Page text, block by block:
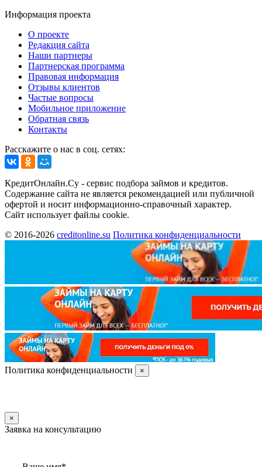
Информация проекта
О проекте
Редакция сайта
Наши партнеры
Партнерская программа
Правовая информация
Отзывы клиентов
Частые вопросы
Мобильное приложение
Обратная связь
Контакты
Расскажите о нас в соц. сетях:
КредитОнлайн.Су - сервис подбора займов и кредитов.
Содержание сайта не является рекомендацией или публичной
офертой и носит информационно-справочный характер.
Сайт использует файлы cookie.
© 2016-2026 creditonline.su Политика конфиденциальности
Политика конфиденциальности ×
×
Заявка на консультацию